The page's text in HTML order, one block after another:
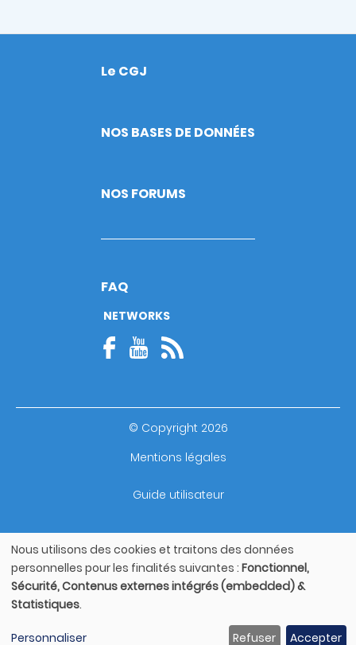
Footer
Le CGJ
NOS BASES DE DONNÉES
NOS FORUMS
FAQ
NETWORKS
© Copyright 2026
Mentions légales
Guide utilisateur
Utilisation
des
données
personnelles
et
Nous utilisons des cookies et traitons des données
personnelles pour les finalités suivantes : Fonctionnel,
Sécurité, Contenus externes intégrés (embedded) &
Statistiques.
Personnaliser Refuser Accepter